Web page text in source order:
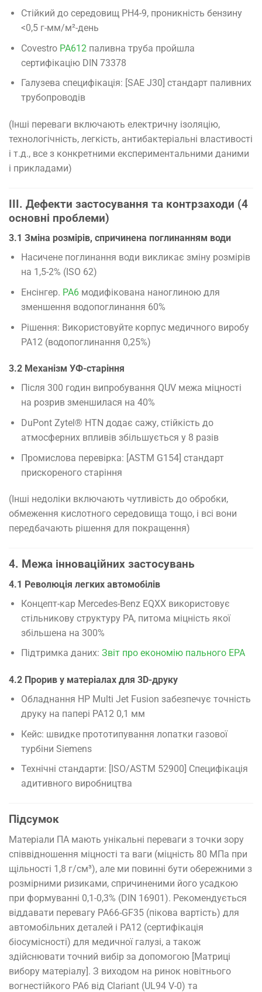
Стійкий до середовищ PH4-9, проникність бензину
<0,5 г-мм/м²-день
Covestro PA612 паливна труба пройшла
сертифікацію DIN 73378
Галузева специфікація: [SAE J30] стандарт паливних
трубопроводів
(Інші переваги включають електричну ізоляцію,
технологічність, легкість, антибактеріальні властивості
і т.д., все з конкретними експериментальними даними
і прикладами)
III. Дефекти застосування та контрзаходи (4
основні проблеми)
3.1 Зміна розмірів, спричинена поглинанням води
Насичене поглинання води викликає зміну розмірів
на 1,5-2% (ISO 62)
Енсінгер. PA6модифікована наноглиною для
зменшення водопоглинання 60%
Рішення: Використовуйте корпус медичного виробу
PA12 (водопоглинання 0,25%)
3.2 Механізм УФ-старіння
Після 300 годин випробування QUV межа міцності
на розрив зменшилася на 40%
DuPont Zytel® HTN додає сажу, стійкість до
атмосферних впливів збільшується у 8 разів
Промислова перевірка: [ASTM G154] стандарт
прискореного старіння
(Інші недоліки включають чутливість до обробки,
обмеження кислотного середовища тощо, і всі вони
передбачають рішення для покращення)
4. Межа інноваційних застосувань
4.1 Революція легких автомобілів
Концепт-кар Mercedes-Benz EQXX використовує
стільникову структуру PA, питома міцність якої
збільшена на 300%
Підтримка даних: Звіт про економію пального EPA
4.2 Прорив у матеріалах для 3D-друку
Обладнання HP Multi Jet Fusion забезпечує точність
друку на папері PA12 0,1 мм
Кейс: швидке прототипування лопатки газової
турбіни Siemens
Технічні стандарти: [ISO/ASTM 52900] Специфікація
адитивного виробництва
Підсумок
Матеріали ПА мають унікальні переваги з точки зору
співвідношення міцності та ваги (міцність 80 МПа при
щільності 1,8 г/см³), але ми повинні бути обережними з
розмірними ризиками, спричиненими його усадкою
при формуванні 0,1-0,3% (DIN 16901). Рекомендується
віддавати перевагу PA66-GF35 (пікова вартість) для
автомобільних деталей і PA12 (сертифікація
біосумісності) для медичної галузі, а також
здійснювати точний вибір за допомогою [Матриці
вибору матеріалу]. З виходом на ринок новітнього
вогнестійкого PA6 від Clariant (UL94 V-0) та